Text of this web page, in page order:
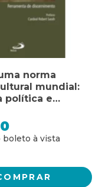
norma
mundial:
política e